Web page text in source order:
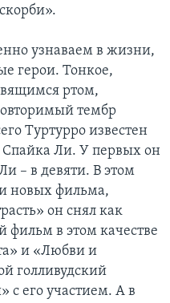
узнаваем в жизни,
герои. Тонкое,
ртом,
тембр
Туртурро известен
Спайка Ли. У первых он
– в девяти. В этом
новых фильма,
он снял как
фильм в этом качестве
и «Любви и
голливудский
с его участием. А в